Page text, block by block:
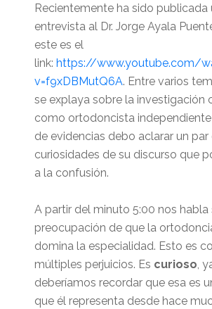
Recientemente ha sido publicada
entrevista al Dr. Jorge Ayala
este es el
link: https://www.youtube.com/
v=f9xDBMutQ6A. Entre varios
se explaya sobre la investigación
como ortodoncista
de evidencias debo aclarar un par
curiosidades de su discurso que
a la confusión.
A partir del minuto 5:00 nos habla
preocupación de que la
domina la especialidad. Esto es
múltiples perjuicios. Es curioso,
deberíamos recordar que esa es
que él representa desde hace